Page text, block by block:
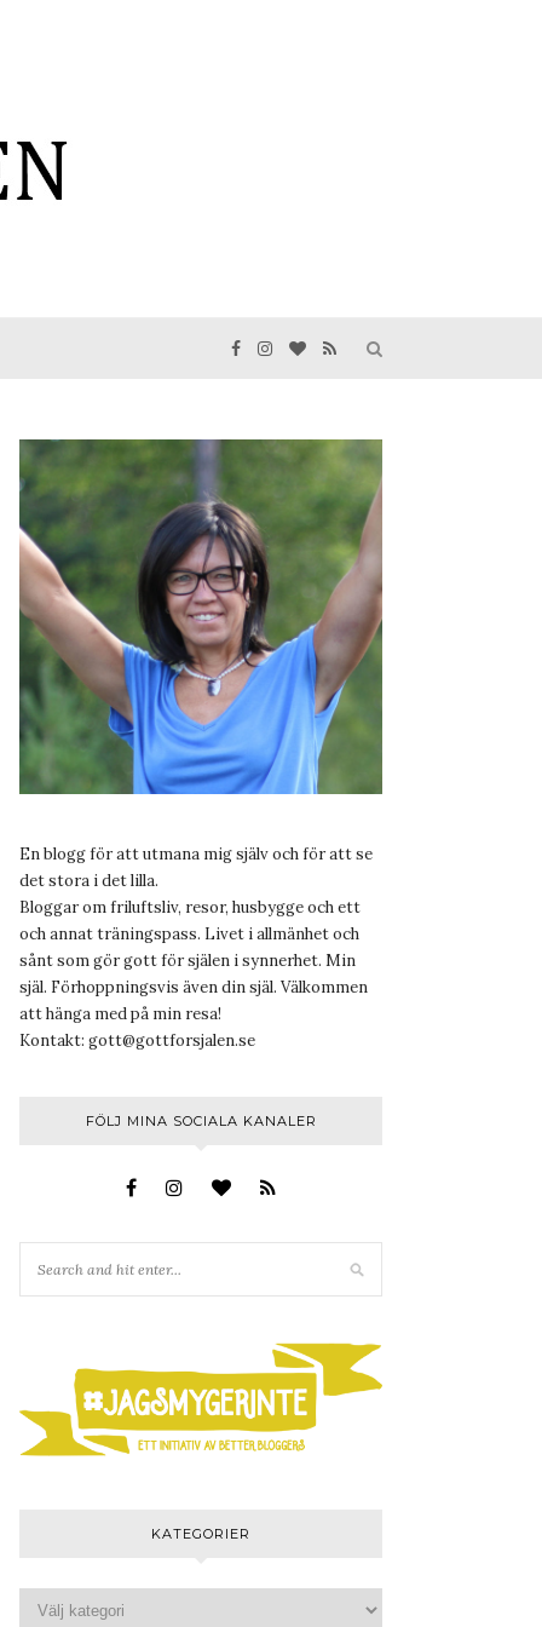
En blogg för att utmana mig själv och för att se
det stora i det lilla.
Bloggar om friluftsliv, resor, husbygge och ett
och annat träningspass. Livet i allmänhet och
sånt som gör gott för själen i synnerhet. Min
själ. Förhoppningsvis även din själ. Välkommen
att hänga med på min resa!
Kontakt: gott@gottforsjalen.se
FÖLJ MINA SOCIALA KANALER
KATEGORIER